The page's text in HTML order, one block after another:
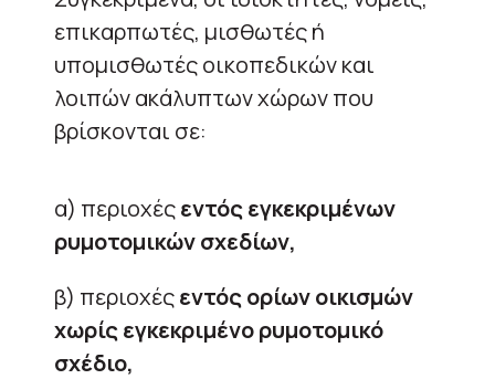
επικαρπωτές, μισθωτές ή
υπομισθωτές οικοπεδικών και
λοιπών ακάλυπτων χώρων που
βρίσκονται σε:
α) περιοχέςεντός εγκεκριμένων
ρυμοτομικών σχεδίων,
β) περιοχέςεντός ορίων οικισμών
χωρίς εγκεκριμένο ρυμοτομικό
σχέδιο,